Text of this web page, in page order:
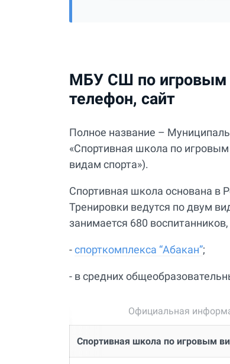
МБУ СШ по игровым
телефон, сайт
Полное название –
«Спортивная школа по
видам спорта»).
Спортивная школа основана в
Тренировки ведутся по двум
занимается 680
-спорткомплекса “Абакан”;
- в средних
Официальная
Спортивная школа по игровым